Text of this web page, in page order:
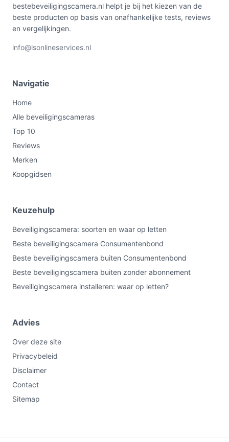
bestebeveiligingscamera.nl helpt je bij het kiezen van de
beste producten op basis van onafhankelijke tests, reviews
en vergelijkingen.
info@lsonlineservices.nl
Navigatie
Home
Alle beveiligingscameras
Top 10
Reviews
Merken
Koopgidsen
Keuzehulp
Beveiligingscamera: soorten en waar op letten
Beste beveiligingscamera Consumentenbond
Beste beveiligingscamera buiten Consumentenbond
Beste beveiligingscamera buiten zonder abonnement
Beveiligingscamera installeren: waar op letten?
Advies
Over deze site
Privacybeleid
Disclaimer
Contact
Sitemap